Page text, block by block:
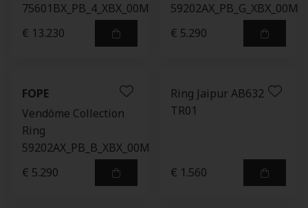
75601BX_PB_4_XBX_00M
€ 13.230
59202AX_PB_G_XBX_00M
€ 5.290
FOPE
Vendôme Collection
Ring
59202AX_PB_B_XBX_00M
€ 5.290
Ring Jaipur AB632-
TR01
€ 1.560